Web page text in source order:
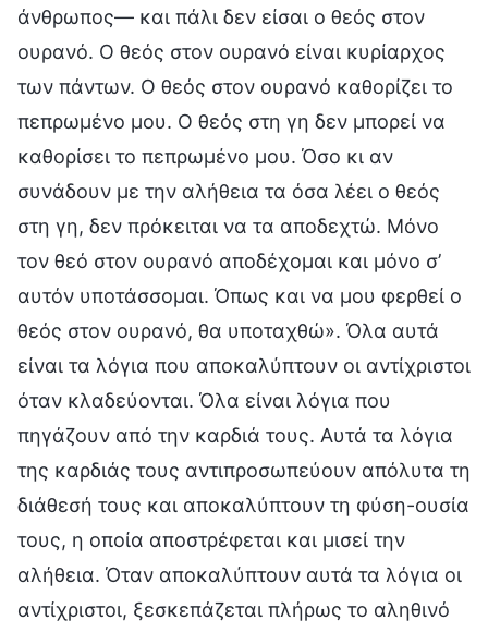
άνθρωπος— και πάλι δεν είσαι ο θεός στον
ουρανό. Ο θεός στον ουρανό είναι κυρίαρχος
των πάντων. Ο θεός στον ουρανό καθορίζει το
πεπρωμένο μου. Ο θεός στη γη δεν μπορεί να
καθορίσει το πεπρωμένο μου. Όσο κι αν
συνάδουν με την αλήθεια τα όσα λέει ο θεός
στη γη, δεν πρόκειται να τα αποδεχτώ. Μόνο
τον θεό στον ουρανό αποδέχομαι και μόνο σ’
αυτόν υποτάσσομαι. Όπως και να μου φερθεί ο
θεός στον ουρανό, θα υποταχθώ». Όλα αυτά
είναι τα λόγια που αποκαλύπτουν οι αντίχριστοι
όταν κλαδεύονται. Όλα είναι λόγια που
πηγάζουν από την καρδιά τους. Αυτά τα λόγια
της καρδιάς τους αντιπροσωπεύουν απόλυτα τη
διάθεσή τους και αποκαλύπτουν τη φύση-ουσία
τους, η οποία αποστρέφεται και μισεί την
αλήθεια. Όταν αποκαλύπτουν αυτά τα λόγια οι
αντίχριστοι, ξεσκεπάζεται πλήρως το αληθινό